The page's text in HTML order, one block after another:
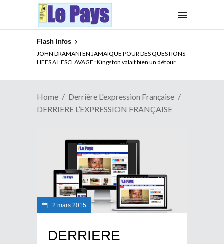
Flash Infos
JOHN DRAMANI EN JAMAIQUE POUR DES QUESTIONS
LIEES A L’ESCLAVAGE : Kingston valait bien un détour
Home
Derrière L'expression Française
DERRIERE L’EXPRESSION FRANÇAISE
2 mars 2015
DERRIERE